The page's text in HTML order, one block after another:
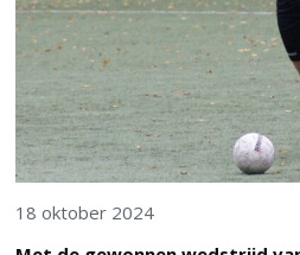
18 oktober 2024